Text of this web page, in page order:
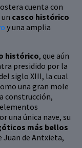
cuenta con
un casco histórico
y una amplia
histórico, que aún
presidido por la
siglo XIII, la cual
una gran mole
construcción,
una única nave, su
más bellos
Juan de Antxieta,